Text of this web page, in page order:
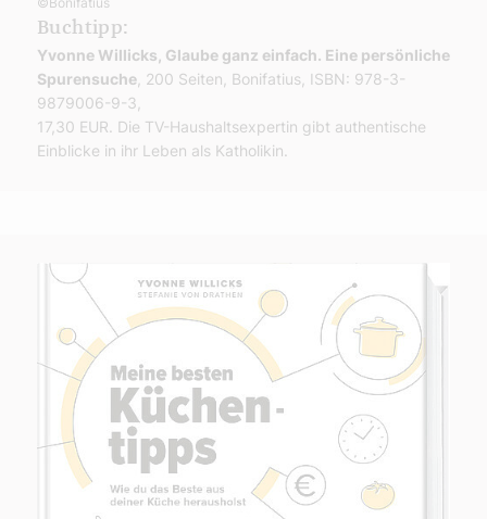
Buchtipp:
Yvonne Willicks, Glaube ganz einfach. Eine persönliche
Spurensuche, 200 Seiten, Bonifatius, ISBN: 978-3-
9879006-9-3,
17,30 EUR. Die TV-Haushaltsexpertin gibt authentische
Einblicke in ihr Leben als Katholikin.